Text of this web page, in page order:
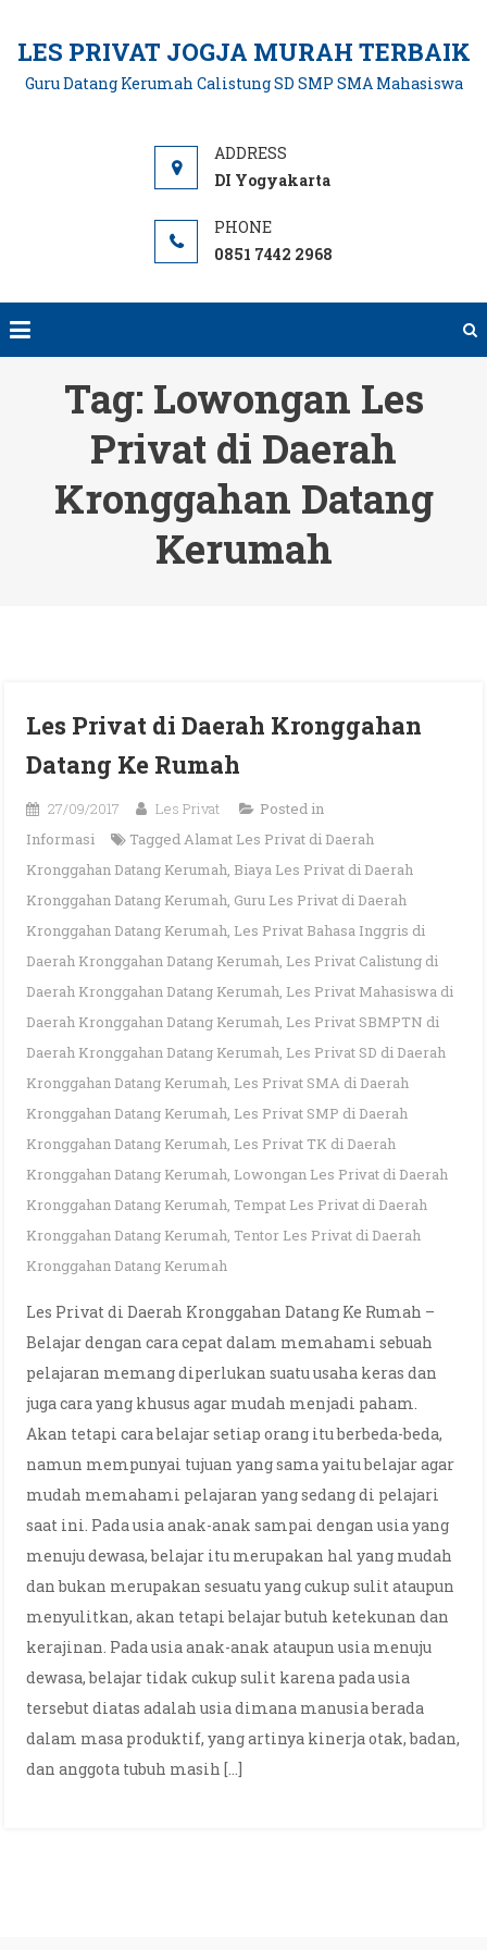
content
LES PRIVAT JOGJA MURAH TERBAIK
Guru Datang Kerumah Calistung SD SMP SMA Mahasiswa
DI Yogyakarta
0851 7442 2968
Tag: Lowongan Les
Privat di Daerah
Kronggahan Datang
Kerumah
Les Privat di Daerah Kronggahan
Datang Ke Rumah
27/09/2017 Les Privat
Posted in
Informasi
TaggedAlamat Les Privat di Daerah
Kronggahan Datang Kerumah, Biaya Les Privat di Daerah
Kronggahan Datang Kerumah, Guru Les Privat di Daerah
Kronggahan Datang Kerumah, Les Privat Bahasa Inggris di
Daerah Kronggahan Datang Kerumah, Les Privat Calistung di
Daerah Kronggahan Datang Kerumah, Les Privat Mahasiswa di
Daerah Kronggahan Datang Kerumah, Les Privat SBMPTN di
Daerah Kronggahan Datang Kerumah, Les Privat SD di Daerah
Kronggahan Datang Kerumah, Les Privat SMA di Daerah
Kronggahan Datang Kerumah, Les Privat SMP di Daerah
Kronggahan Datang Kerumah, Les Privat TK di Daerah
Kronggahan Datang Kerumah, Lowongan Les Privat di Daerah
Kronggahan Datang Kerumah, Tempat Les Privat di Daerah
Kronggahan Datang Kerumah, Tentor Les Privat di Daerah
Kronggahan Datang Kerumah
Les Privat di Daerah Kronggahan Datang Ke Rumah –
Belajar dengan cara cepat dalam memahami sebuah
pelajaran memang diperlukan suatu usaha keras dan
juga cara yang khusus agar mudah menjadi paham.
Akan tetapi cara belajar setiap orang itu berbeda-beda,
namun mempunyai tujuan yang sama yaitu belajar agar
mudah memahami pelajaran yang sedang di pelajari
saat ini. Pada usia anak-anak sampai dengan usia yang
menuju dewasa, belajar itu merupakan hal yang mudah
dan bukan merupakan sesuatu yang cukup sulit ataupun
menyulitkan, akan tetapi belajar butuh ketekunan dan
kerajinan. Pada usia anak-anak ataupun usia menuju
dewasa, belajar tidak cukup sulit karena pada usia
tersebut diatas adalah usia dimana manusia berada
dalam masa produktif, yang artinya kinerja otak, badan,
dan anggota tubuh masih […]